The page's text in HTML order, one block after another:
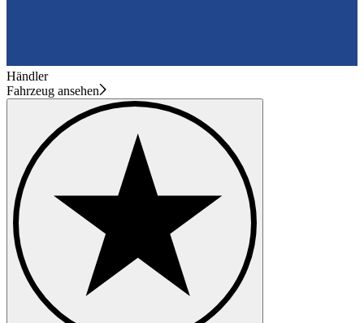
Händler
Fahrzeug ansehen